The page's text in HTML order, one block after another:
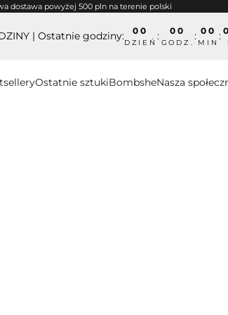
dostawa powyżej 500 pln na terenie polski
| Ostatnie godziny: 00
DZIEŃ
: 00
GODZ.
: 00
MIN
:
Ostatnie sztukiBombsheNasza